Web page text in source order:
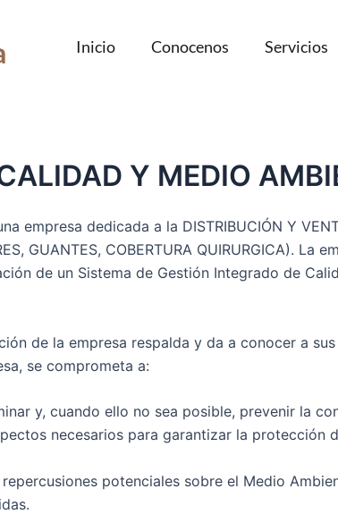
Inicio Conocenos Servicios
Y MEDIO
empresa dedicada a la DISTRIBUCIÓN Y
GUANTES, COBERTURA QUIRURGICA).
de un Sistema de Gestión Integrado de
de la empresa respalda y da a conocer a
se comprometa a:
y, cuando ello no sea posible, prevenir la
necesarios para garantizar la protección
potenciales sobre el Medio